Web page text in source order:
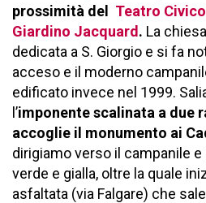
prossimità del Teatro Civico
Giardino Jacquard. La
dedicata a S. Giorgio e si fa
acceso e il moderno
edificato invece nel 1999.
l’imponente scalinata a due
accoglie il monumento ai
dirigiamo verso il campanile e
verde e gialla, oltre la quale
asfaltata (via Falgare) che